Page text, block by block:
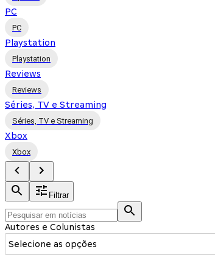
PC
PC
Playstation
Playstation
Reviews
Reviews
Séries, TV e Streaming
Séries, TV e Streaming
Xbox
Xbox
Filtrar
Autores e Colunistas
Selecione as opções